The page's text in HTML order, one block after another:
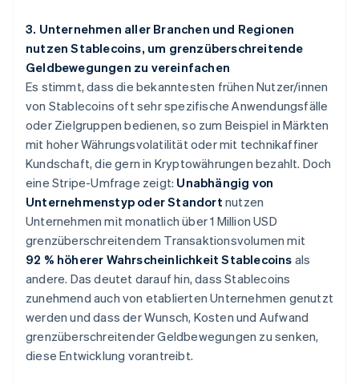
3. Unternehmen aller Branchen und Regionen
nutzen Stablecoins, um grenzüberschreitende
Geldbewegungen zu vereinfachen
Es stimmt, dass die bekanntesten frühen Nutzer/innen
von Stablecoins oft sehr spezifische Anwendungsfälle
oder Zielgruppen bedienen, so zum Beispiel in Märkten
mit hoher Währungsvolatilität oder mit technikaffiner
Kundschaft, die gern in Kryptowährungen bezahlt. Doch
eine Stripe-Umfrage zeigt: Unabhängig von
Unternehmenstyp oder Standort nutzen
Unternehmen mit monatlich über 1 Million USD
grenzüberschreitendem Transaktionsvolumen mit
92 % höherer Wahrscheinlichkeit Stablecoins als
andere. Das deutet darauf hin, dass Stablecoins
zunehmend auch von etablierten Unternehmen genutzt
werden und dass der Wunsch, Kosten und Aufwand
grenzüberschreitender Geldbewegungen zu senken,
diese Entwicklung vorantreibt.